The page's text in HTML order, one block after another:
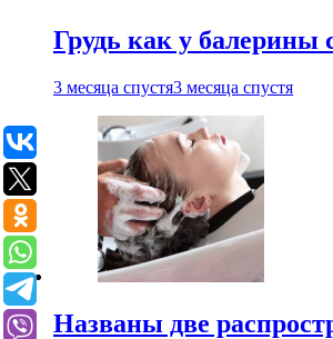
Грудь как у балерины
3 месяца спустя3 месяца спустя
Названы две